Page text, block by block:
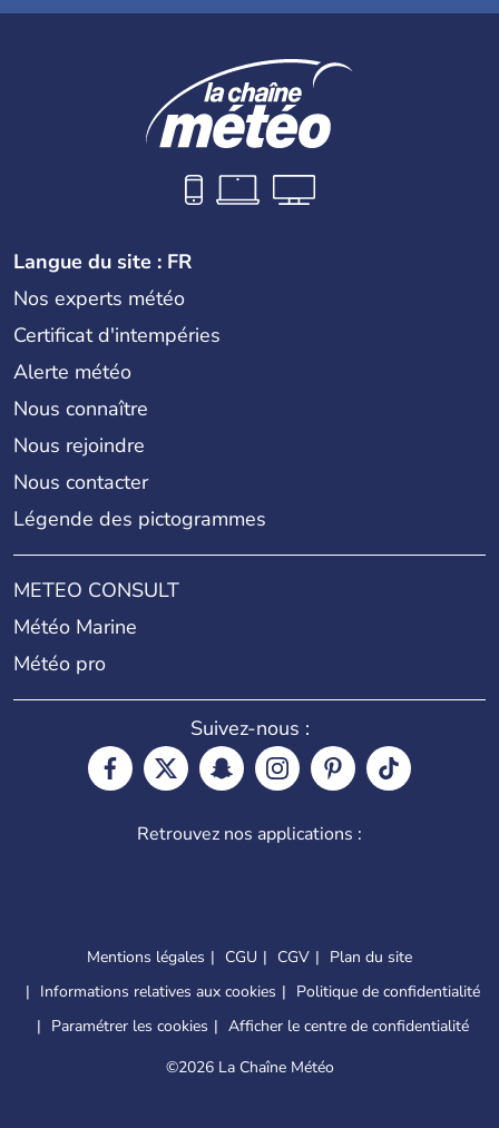
Langue du site : FR
Nos experts météo
Certificat d'intempéries
Alerte météo
Nous connaître
Nous rejoindre
Nous contacter
Légende des pictogrammes
METEO CONSULT
Météo Marine
Météo pro
Suivez-nous :
Retrouvez nos applications :
Mentions légales CGU CGV
Plan du site
Informations relatives aux cookies
Politique de confidentialité
Paramétrer les cookies
Afficher le centre de confidentialité
©2026 La Chaîne Météo